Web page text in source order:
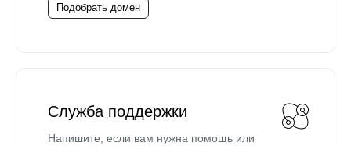
Подобрать домен
Служба поддержки
Напишите, если вам нужна помощь или